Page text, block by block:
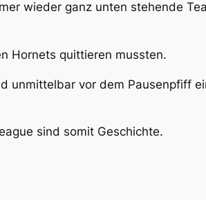
wieder ganz unten stehende
Hornets quittieren mussten.
unmittelbar vor dem Pausenpfiff
sind somit Geschichte.